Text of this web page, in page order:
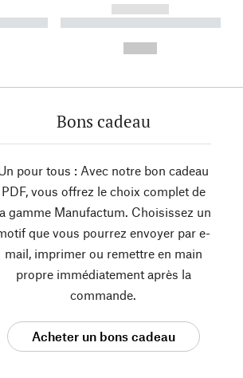
------------
----------- ----------- ----------
Bons cadeau
pour tous : Avec notre bon cadeau
PDF, vous offrez le choix complet de
gamme Manufactum. Choisissez un
que vous pourrez envoyer par e-
mail, imprimer ou remettre en main
propre immédiatement après la
commande.
Acheter un bons cadeau